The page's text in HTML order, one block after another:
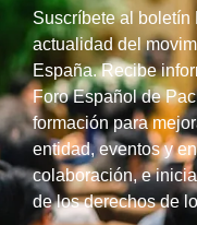
Suscríbete al boletín
actualidad del
España. Recibe
Foro Español de
formación para
entidad, eventos y
colaboración, e
de los derechos de